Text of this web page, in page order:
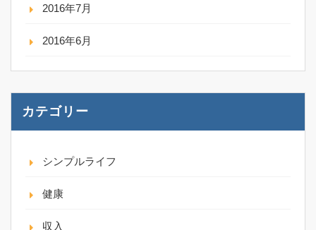
2016年7月
2016年6月
カテゴリー
シンプルライフ
健康
収入